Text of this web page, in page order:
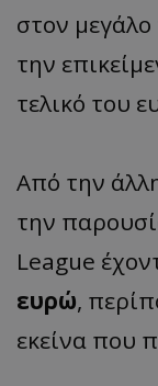
στον μεγάλο
την
τελικό του
Από την
την
League
ευρώ,
εκείνα που